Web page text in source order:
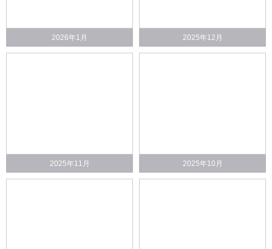
2026年1月 2025年12月
2025年11月 2025年10月